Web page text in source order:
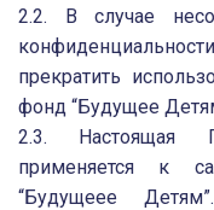
2.2. В случае
прекратить
фонд “Будущее
2.3. Настоящая
применяется к
“Будущеее